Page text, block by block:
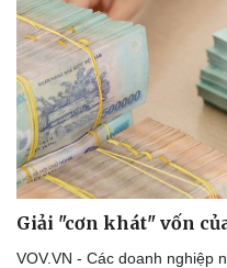
Giải "cơn khát" vốn
VOV.VN - Các doanh nghiệp